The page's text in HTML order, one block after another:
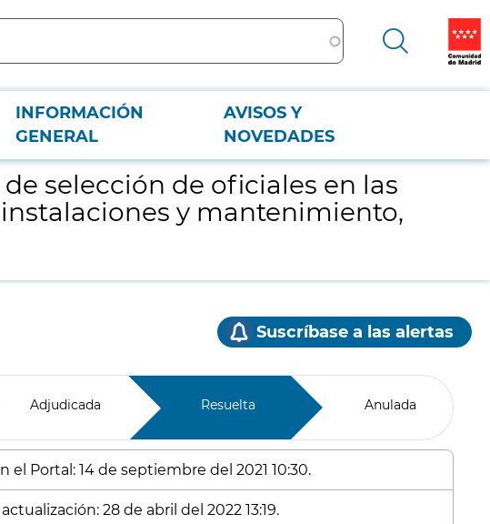
INFORMACIÓN
GENERAL
AVISOS Y
NOVEDADES
instalaciones y mantenimiento, y electricidad, electrónica y comunicaciones
selección de oficiales en las
y mantenimiento,
Suscríbase a las alertas
Adjudicada Resuelta Anulada
el Portal: 14 de septiembre del 2021 10:30.
28 de abril del 2022 13:19.